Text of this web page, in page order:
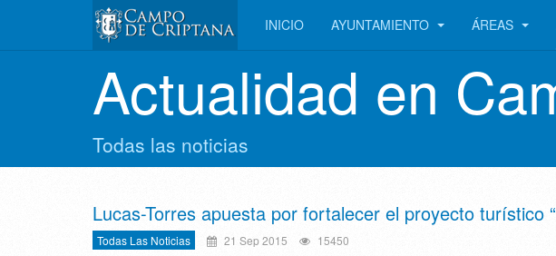
INICIO AYUNTAMIENTO ÁREAS
Actualidad en
Todas las noticias
Lucas-Torres apuesta por fortalecer el proyecto turístico
Todas Las Noticias 21 Sep 2015 15450